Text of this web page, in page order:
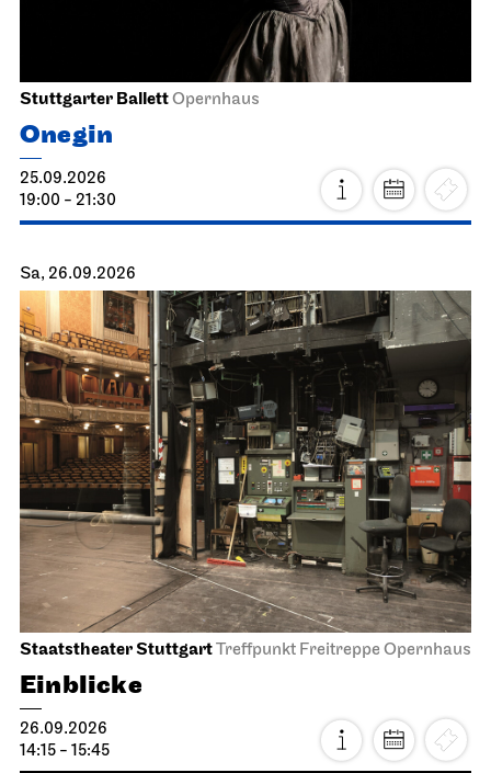
Stuttgarter BallettOpernhaus
Onegin
25.09.2026
19:00 - 21:30
Sa, 26.09.2026
Staatstheater StuttgartTreffpunkt Freitreppe Opernhaus
Einblicke
26.09.2026
14:15 - 15:45